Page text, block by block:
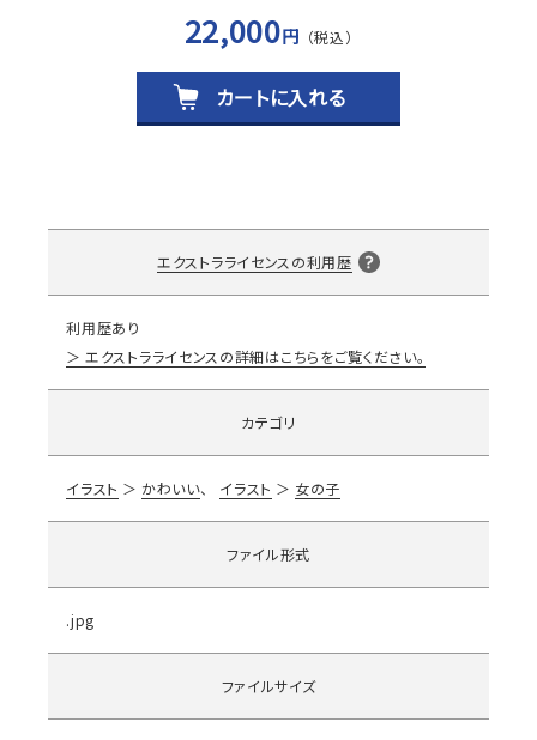
22,000円
カートに入れる
エクストラライセンスの利用歴
利用歴あり
エクストラライセンスの詳細はこちらをご覧ください。
カテゴリ
イラスト かわいい イラスト 女の子
ファイル形式
.jpg
ファイルサイズ